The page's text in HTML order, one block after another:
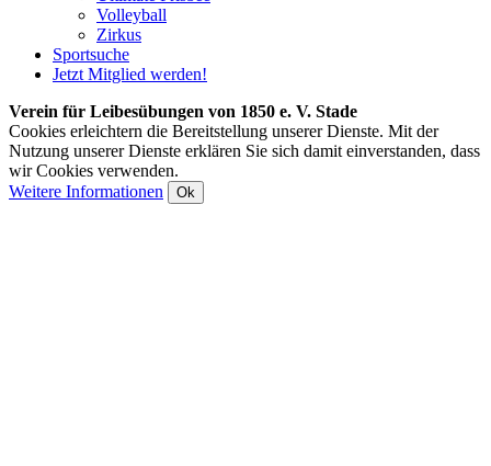
Volleyball
Zirkus
Sportsuche
Jetzt Mitglied werden!
Verein für Leibesübungen von 1850 e. V. Stade
Cookies erleichtern die Bereitstellung unserer Dienste. Mit der
Nutzung unserer Dienste erklären Sie sich damit einverstanden, dass
wir Cookies verwenden.
Weitere Informationen
Ok